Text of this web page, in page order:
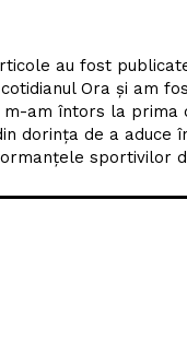
au fost
Ora și am
am întors la prima
dorința de a aduce în